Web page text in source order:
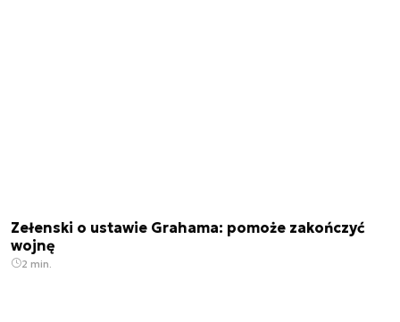
Zełenski o ustawie Grahama: pomoże zakończyć
wojnę
2 min.